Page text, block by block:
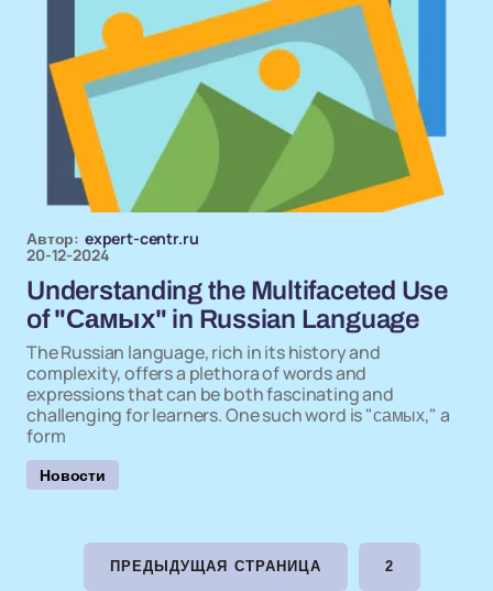
Автор: expert-centr.ru
20-12-2024
Understanding the Multifaceted Use
of "Самых" in Russian Language
The Russian language, rich in its history and
complexity, offers a plethora of words and
expressions that can be both fascinating and
challenging for learners. One such word is "самых," a
form
Новости
ПРЕДЫДУЩАЯ СТРАНИЦА 2